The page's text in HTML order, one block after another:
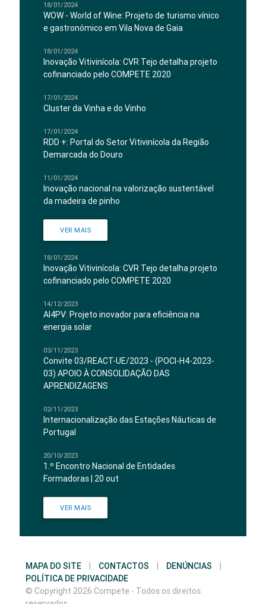
18/01/2024
WOW - World of Wine: Projeto de turismo vínico
e gastronómico em Vila Nova de Gaia
18/01/2024
Inovação Vitivinícola: CVR Tejo detalha projeto
cofinanciado pelo COMPETE 2020
17/01/2024
Cluster da Vinha e do Vinho
17/01/2024
RDD +: Portal do Setor Vitivinícola da Região
Demarcada do Douro
11/01/2024
Inovação nacional na valorização sustentável
da madeira de pinho
VER MAIS
18/01/2024
Inovação Vitivinícola: CVR Tejo detalha projeto
cofinanciado pelo COMPETE 2020
14/12/2023
AI4PV: Projeto inovador para eficiência na
energia solar
03/11/2023
Convite 03/REACT-UE/2023 - (POCI-H4-2023-
03) APOIO À CONSOLIDAÇÃO DAS
APRENDIZAGENS
02/11/2023
Internacionalização das Estações Náuticas de
Portugal
20/10/2023
1.º Encontro Nacional de Entidades
Formadoras | 20 out
VER MAIS
MAPA DO SITE | CONTACTOS | DENÚNCIAS
|
POLÍTICA DE PRIVACIDADE
© Copyright 2026 Compete - Todos os direitos